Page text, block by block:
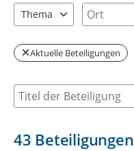
Thema
Ort
Aktuelle Beteiligungen
Suche nach Beteiligung
43 Beteiligungen